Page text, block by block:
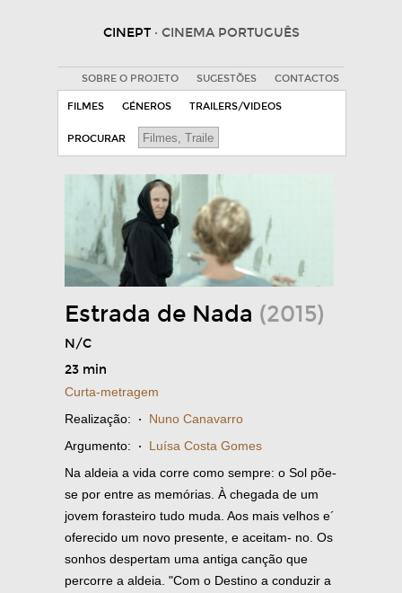
CINEPT · CINEMA PORTUGUÊS
SOBRE O PROJETO SUGESTÕES CONTACTOS
FILMES GÉNEROS TRAILERS/VIDEOS
PROCURAR
Estrada de Nada (2015)
N/C
23 min
Curta-metragem
Realização: · Nuno Canavarro
Argumento: · Luísa Costa Gomes
Na aldeia a vida corre como sempre: o Sol põe-
se por entre as memórias. À chegada de um
jovem forasteiro tudo muda. Aos mais velhos e´
oferecido um novo presente, e aceitam- no. Os
sonhos despertam uma antiga canção que
percorre a aldeia. "Com o Destino a conduzir a